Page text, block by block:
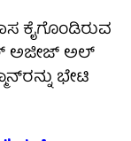
ಕೈಗೊಂಡಿರುವ
ಅಜೀಜ್ ಅಲ್
ಭೇಟಿ